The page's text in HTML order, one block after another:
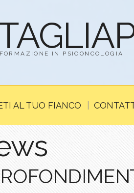
IN PSICONCOLOGIA
AL TUO FIANCO